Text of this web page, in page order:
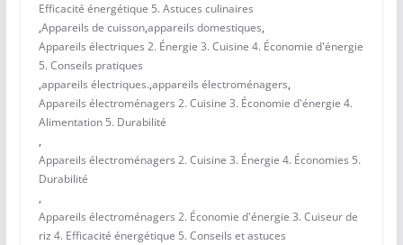
Efficacité énergétique 5. Astuces culinaires
,Appareils de cuisson,appareils domestiques,
Appareils électriques 2. Énergie 3. Cuisine 4. Économie d'énergie
5. Conseils pratiques
,appareils électriques.,appareils électroménagers,
Appareils électroménagers 2. Cuisine 3. Économie d'énergie 4.
Alimentation 5. Durabilité
,
Appareils électroménagers 2. Cuisine 3. Énergie 4. Économies 5.
Durabilité
,
Appareils électroménagers 2. Économie d'énergie 3. Cuiseur de
riz 4. Efficacité énergétique 5. Conseils et astuces